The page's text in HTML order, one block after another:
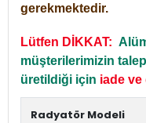
gerekmektedir.
Lütfen DİKKAT:
müşterilerimizin
üretildiği için iade
Radyatör Modeli